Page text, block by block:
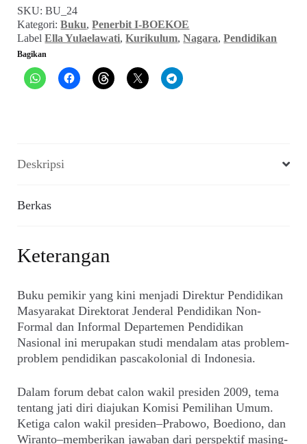
New
Theory
of
Education
Reform
SKU:BU_24
Kategori:Buku,Penerbit I-BOEKOE
LabelElla Yulaelawati,Kurikulum,Nagara,Pendidikan
Bagikan
Deskripsi
Berkas
Keterangan
Buku pemikir yang kini menjadi Direktur Pendidikan
Masyarakat Direktorat Jenderal Pendidikan Non-
Formal dan Informal Departemen Pendidikan
Nasional ini merupakan studi mendalam atas problem-
problem pendidikan pascakolonial di Indonesia.
Dalam forum debat calon wakil presiden 2009, tema
tentang jati diri diajukan Komisi Pemilihan Umum.
Ketiga calon wakil presiden–Prabowo, Boediono, dan
Wiranto–memberikan jawaban dari perspektif masing-